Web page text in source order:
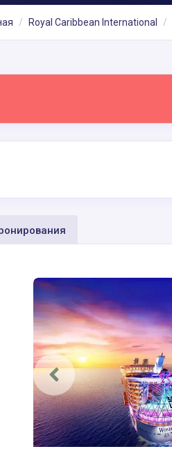
Royal Caribbean International